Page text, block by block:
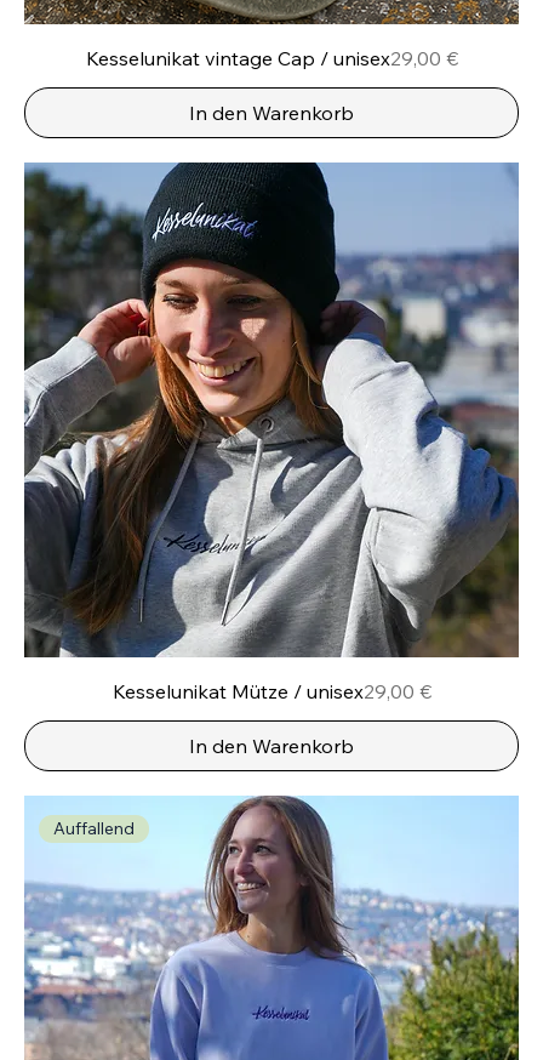
Kesselunikat vintage Cap / unisexPreis
29,00 €
In den Warenkorb
Kesselunikat Mütze / unisexPreis
29,00 €
In den Warenkorb
Auffallend